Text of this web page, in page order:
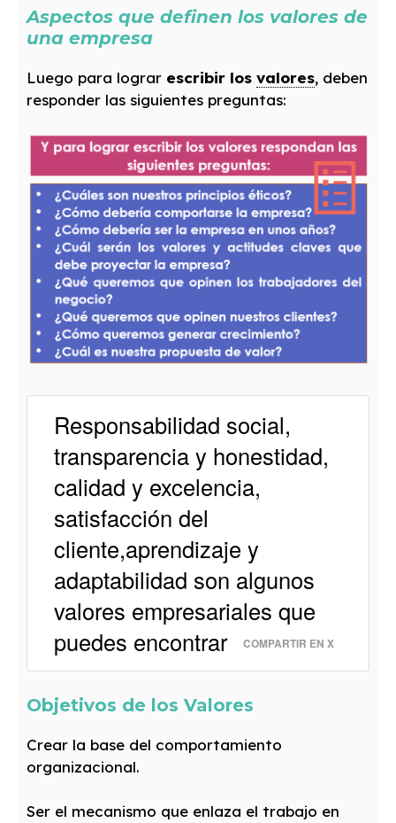
Aspectos que definen los valores de
una empresa
Luego para lograr escribir los valores, deben
responder las siguientes preguntas:
Responsabilidad social,
transparencia y honestidad,
calidad y excelencia,
satisfacción del
cliente,aprendizaje y
adaptabilidad son algunos
valores empresariales que
puedes encontrar
COMPARTIR EN X
Objetivos de los Valores
Crear la base del comportamiento
organizacional.
Ser el mecanismo que enlaza el trabajo en